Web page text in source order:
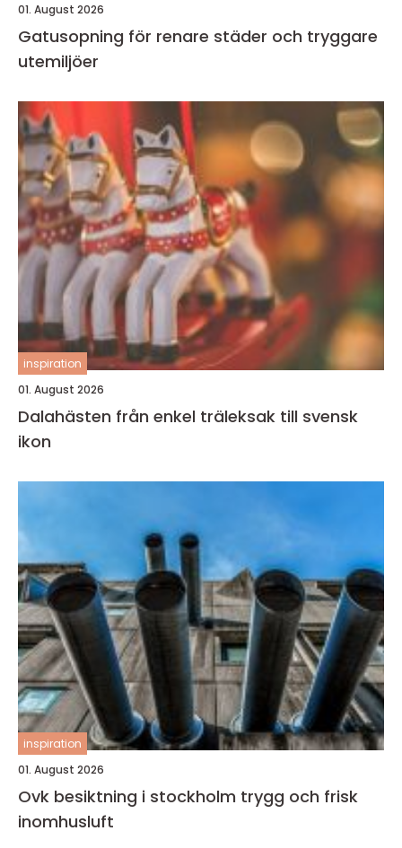
01. August 2026
Gatusopning för renare städer och tryggare
utemiljöer
inspiration
01. August 2026
Dalahästen från enkel träleksak till svensk
ikon
inspiration
01. August 2026
Ovk besiktning i stockholm trygg och frisk
inomhusluft